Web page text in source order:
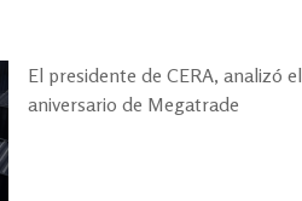
El presidente de CERA, analizó
aniversario de Megatrade